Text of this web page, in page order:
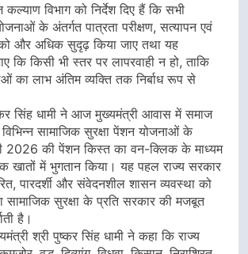
विभाग को निर्देश दिए हैं कि सभी
के अंतर्गत पात्रता परीक्षण, सत्यापन एवं
और अधिक सुदृढ़ किया जाए तथा यह
कि किसी भी स्तर पर लापरवाही न हो, ताकि
का लाभ अंतिम व्यक्ति तक निर्बाध रूप से
सिंह धामी ने आज मुख्यमंत्री आवास में समाज
सामाजिक सुरक्षा पेंशन योजनाओं के
2026 की पेंशन किस्त का वन-क्लिक के माध्यम
खातों में भुगतान किया। यह पहल राज्य सरकार
पारदर्शी और संवेदनशील शासन व्यवस्था को
सुरक्षा के प्रति सरकार की मजबूत
है।
श्री पुष्कर सिंह धामी ने कहा कि राज्य